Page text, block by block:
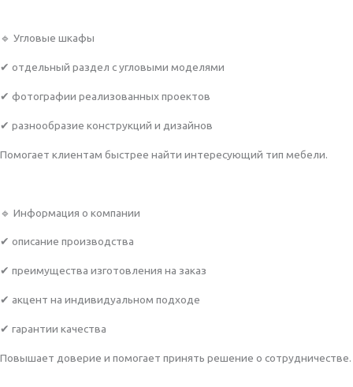
🔹 Угловые шкафы
✔ отдельный раздел с угловыми моделями
✔ фотографии реализованных проектов
✔ разнообразие конструкций и дизайнов
Помогает клиентам быстрее найти интересующий тип мебели.
🔹 Информация о компании
✔ описание производства
✔ преимущества изготовления на заказ
✔ акцент на индивидуальном подходе
✔ гарантии качества
Повышает доверие и помогает принять решение о сотрудничестве.